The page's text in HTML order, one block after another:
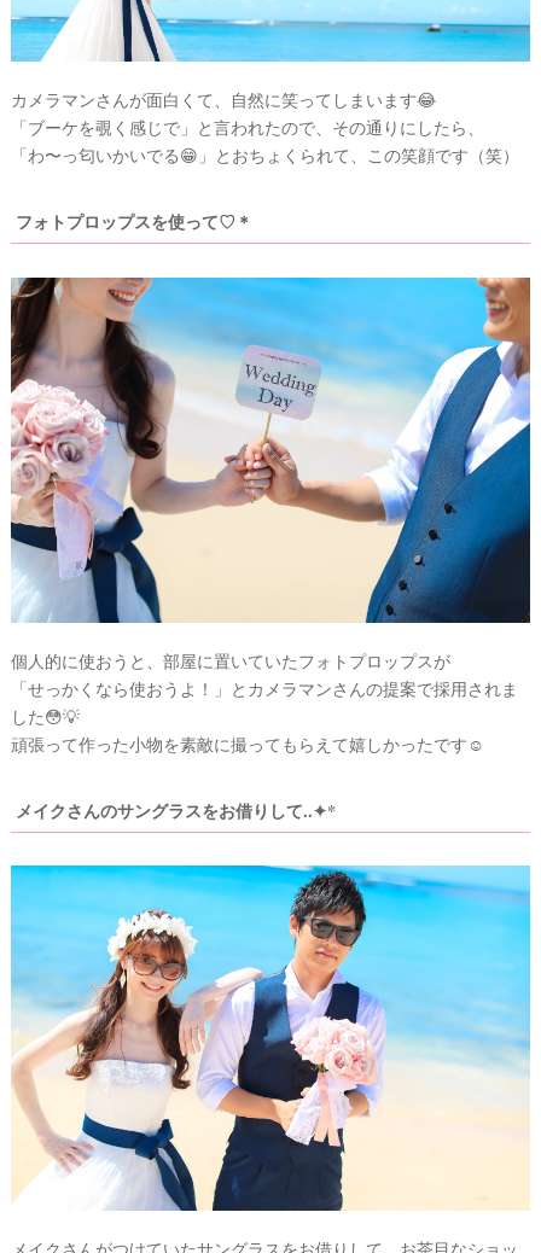
カメラマンさんが面白くて、自然に笑ってしまいます😂
「ブーケを覗く感じで」と言われたので、その通りにしたら、
「わ〜っ匂いかいでる😁」とおちょくられて、この笑顔です（笑）
フォトプロップスを使って♡＊
個人的に使おうと、部屋に置いていたフォトプロップスが
「せっかくなら使おうよ！」とカメラマンさんの提案で採用されま
した😳💡
頑張って作った小物を素敵に撮ってもらえて嬉しかったです☺️
メイクさんのサングラスをお借りして..✦*